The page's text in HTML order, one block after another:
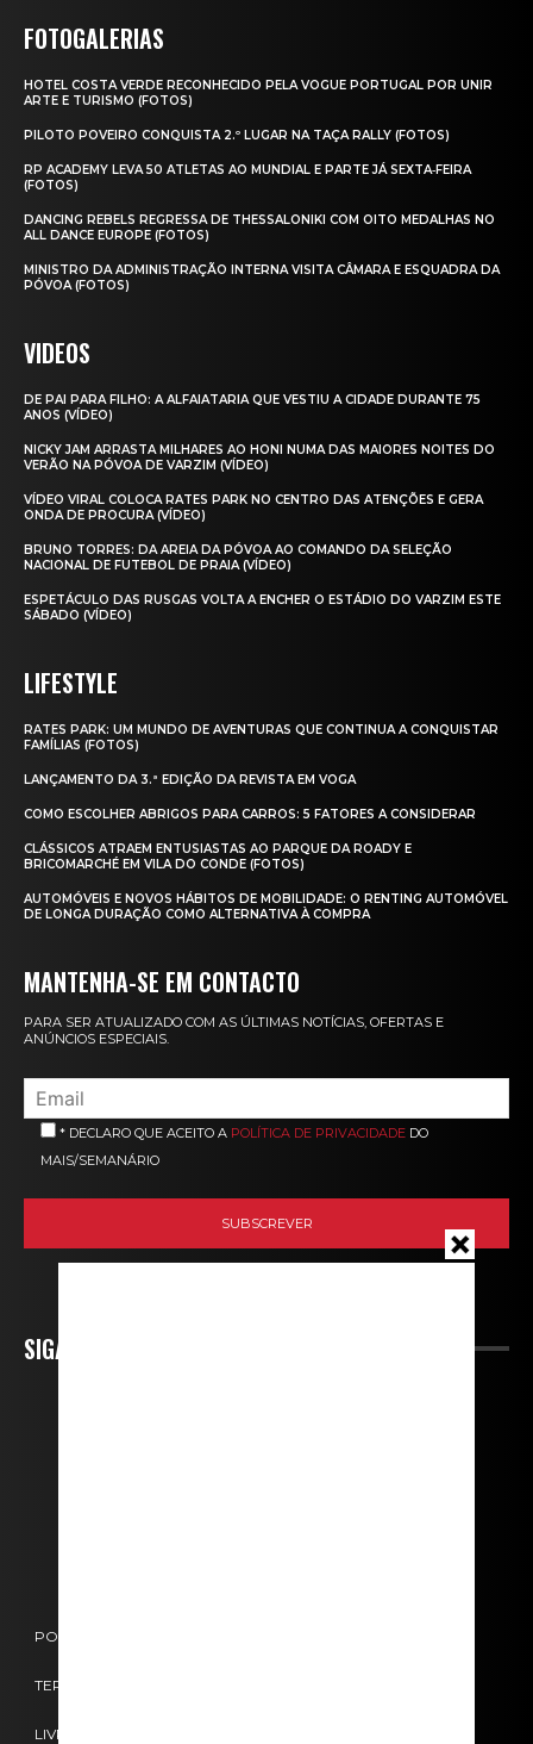
FOTOGALERIAS
HOTEL COSTA VERDE RECONHECIDO PELA VOGUE PORTUGAL POR UNIR
ARTE E TURISMO (FOTOS)
PILOTO POVEIRO CONQUISTA 2.º LUGAR NA TAÇA RALLY (FOTOS)
RP ACADEMY LEVA 50 ATLETAS AO MUNDIAL E PARTE JÁ SEXTA‑FEIRA
(FOTOS)
DANCING REBELS REGRESSA DE THESSALONIKI COM OITO MEDALHAS NO
ALL DANCE EUROPE (FOTOS)
MINISTRO DA ADMINISTRAÇÃO INTERNA VISITA CÂMARA E ESQUADRA DA
PÓVOA (FOTOS)
VIDEOS
DE PAI PARA FILHO: A ALFAIATARIA QUE VESTIU A CIDADE DURANTE 75
ANOS (VÍDEO)
NICKY JAM ARRASTA MILHARES AO HONI NUMA DAS MAIORES NOITES DO
VERÃO NA PÓVOA DE VARZIM (VÍDEO)
VÍDEO VIRAL COLOCA RATES PARK NO CENTRO DAS ATENÇÕES E GERA
ONDA DE PROCURA (VÍDEO)
BRUNO TORRES: DA AREIA DA PÓVOA AO COMANDO DA SELEÇÃO
NACIONAL DE FUTEBOL DE PRAIA (VÍDEO)
ESPETÁCULO DAS RUSGAS VOLTA A ENCHER O ESTÁDIO DO VARZIM ESTE
SÁBADO (VÍDEO)
LIFESTYLE
RATES PARK: UM MUNDO DE AVENTURAS QUE CONTINUA A CONQUISTAR
FAMÍLIAS (FOTOS)
LANÇAMENTO DA 3.ª EDIÇÃO DA REVISTA EM VOGA
COMO ESCOLHER ABRIGOS PARA CARROS: 5 FATORES A CONSIDERAR
CLÁSSICOS ATRAEM ENTUSIASTAS AO PARQUE DA ROADY E
BRICOMARCHÉ EM VILA DO CONDE (FOTOS)
AUTOMÓVEIS E NOVOS HÁBITOS DE MOBILIDADE: O RENTING AUTOMÓVEL
DE LONGA DURAÇÃO COMO ALTERNATIVA À COMPRA
MANTENHA-SE EM CONTACTO
PARA SER ATUALIZADO COM AS ÚLTIMAS NOTÍCIAS, OFERTAS E
ANÚNCIOS ESPECIAIS.
* DECLARO QUE ACEITO A POLÍTICA DE PRIVACIDADE DO
MAIS/SEMANÁRIO
SIGA-NOS
POLÍTICA DE COOKIES
TERMOS E CONDIÇÕES
LIVRO DE RECLAMAÇÕES